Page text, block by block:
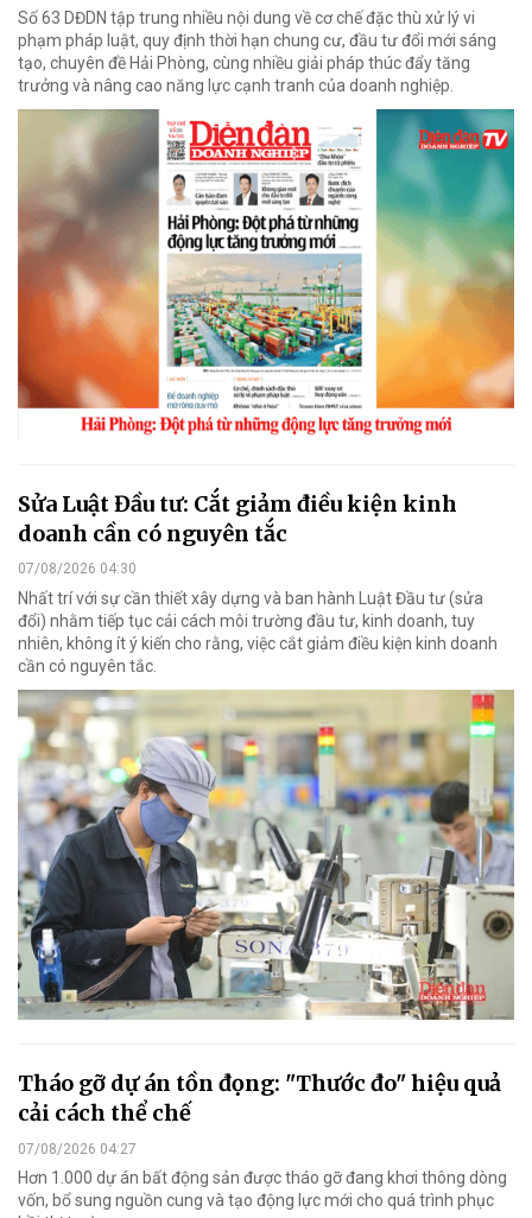
Số 63 DĐDN tập trung nhiều nội dung về cơ chế đặc thù xử lý vi
phạm pháp luật, quy định thời hạn chung cư, đầu tư đổi mới sáng
tạo, chuyên đề Hải Phòng, cùng nhiều giải pháp thúc đẩy tăng
trưởng và nâng cao năng lực cạnh tranh của doanh nghiệp.
Sửa Luật Đầu tư: Cắt giảm điều kiện kinh
doanh cần có nguyên tắc
07/08/2026 04:30
Nhất trí với sự cần thiết xây dựng và ban hành Luật Đầu tư (sửa
đổi) nhằm tiếp tục cải cách môi trường đầu tư, kinh doanh, tuy
nhiên, không ít ý kiến cho rằng, việc cắt giảm điều kiện kinh doanh
cần có nguyên tắc.
Tháo gỡ dự án tồn đọng: "Thước đo" hiệu quả
cải cách thể chế
07/08/2026 04:27
Hơn 1.000 dự án bất động sản được tháo gỡ đang khơi thông dòng
vốn, bổ sung nguồn cung và tạo động lực mới cho quá trình phục